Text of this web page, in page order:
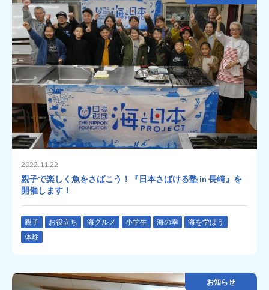
2022.11.22
親子で楽しく魚をさばこう！『日本さばける塾 in 長崎』を
開催します！
親子 お役立ち 海グルメ 小学生 海の幸
海を学ぼう
体験
お知らせ